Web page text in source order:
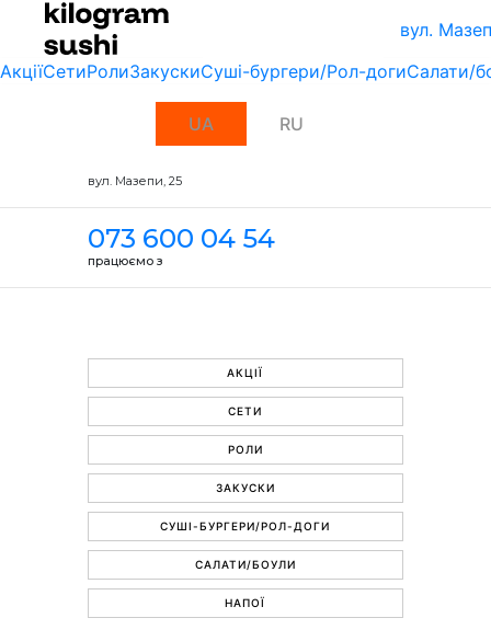
вул.
АкціїСетиРолиЗакускиСуші-бургери/Рол-догиСалати/
UA RU
вул. Мазепи, 25
073 600 04 54
працюємо з
АКЦІЇ
СЕТИ
РОЛИ
ЗАКУСКИ
СУШІ-БУРГЕРИ/РОЛ-ДОГИ
САЛАТИ/БОУЛИ
НАПОЇ